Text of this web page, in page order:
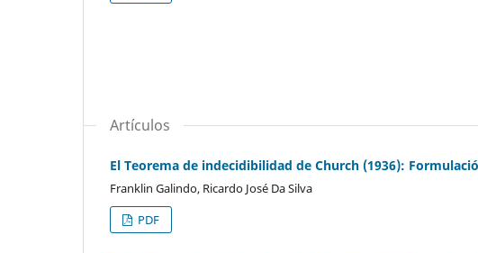
Artículos
El Teorema de indecidibilidad de Church (1936):
Franklin Galindo, Ricardo José Da Silva
PDF